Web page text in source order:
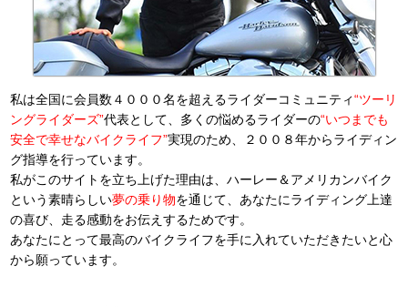
私は全国に会員数４０００名を超えるライダーコミュニティ“ツーリ
ングライダーズ”代表として、多くの悩めるライダーの“いつまでも
安全で幸せなバイクライフ”実現のため、２００８年からライディン
グ指導を行っています。
私がこのサイトを立ち上げた理由は、ハーレー＆アメリカンバイク
という素晴らしい夢の乗り物を通じて、あなたにライディング上達
の喜び、走る感動をお伝えするためです。
あなたにとって最高のバイクライフを手に入れていただきたいと心
から願っています。